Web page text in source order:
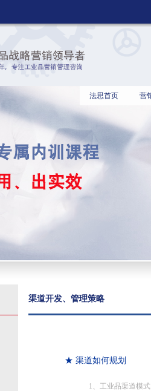
法思首页 营
渠道开发、管理策略
★ 渠道如何规划
1、工业品渠道模